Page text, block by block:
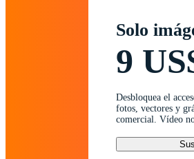
Solo
9
Desbloquea el
fotos, vectores y
comercial. Vídeo